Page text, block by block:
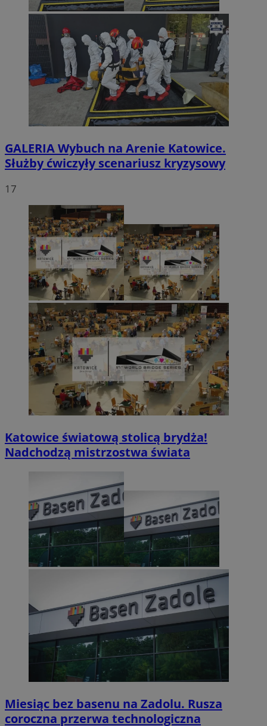
GALERIAWybuch na Arenie Katowice.
Służby ćwiczyły scenariusz kryzysowy
17
Katowice światową stolicą brydża!
Nadchodzą mistrzostwa świata
Miesiąc bez basenu na Zadolu. Rusza
coroczna przerwa technologiczna